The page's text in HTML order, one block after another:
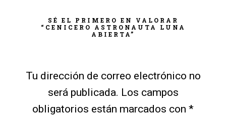
SÉ EL PRIMERO EN VALORAR
“CENICERO ASTRONAUTA LUNA
ABIERTA”
Tu dirección de correo electrónico no
será publicada. Los campos
obligatorios están marcados con *